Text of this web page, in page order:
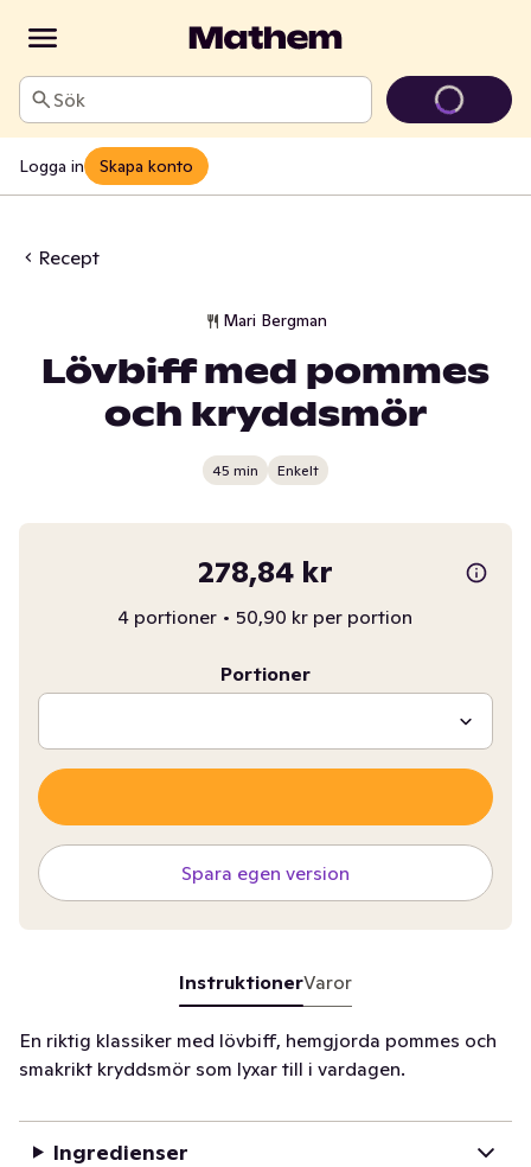
Sök
Logga in Skapa konto
Recept
Mari Bergman
Lövbiff med pommes
och kryddsmör
45 min Enkelt
278,84 kr
4 portioner • 50,90 kr per portion
Portioner
Spara egen version
InstruktionerVaror
En riktig klassiker med lövbiff, hemgjorda pommes och
smakrikt kryddsmör som lyxar till i vardagen.
Ingredienser